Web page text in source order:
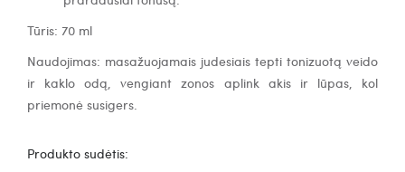
Tūris: 70 ml
Naudojimas: masažuojamais judesiais tepti tonizuotą veido
ir kaklo odą, vengiant zonos aplink akis ir lūpas, kol
priemonė susigers.
Produkto sudėtis: